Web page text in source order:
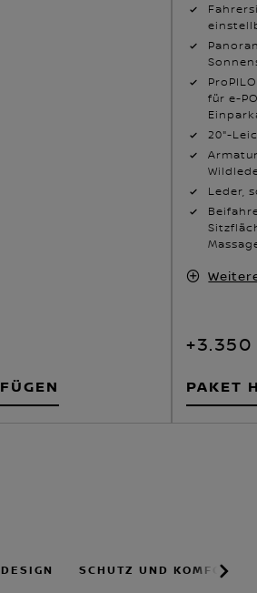
für e-
20"-
Leder,
PAKET
DESIGN SCHUTZ UND KOMFORT